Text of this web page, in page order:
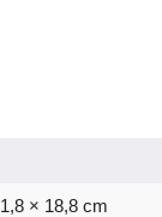
× 18,8 cm